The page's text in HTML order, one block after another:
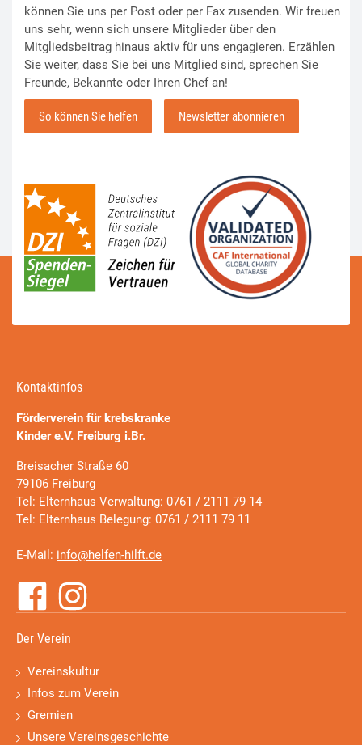
können Sie uns per Post oder per Fax zusenden. Wir freuen
uns sehr, wenn sich unsere Mitglieder über den
Mitgliedsbeitrag hinaus aktiv für uns engagieren. Erzählen
Sie weiter, dass Sie bei uns Mitglied sind, sprechen Sie
Freunde, Bekannte oder Ihren Chef an!
So können Sie helfen Newsletter abonnieren
Kontaktinfos
Förderverein für krebskranke
Kinder e.V. Freiburg i.Br.
Breisacher Straße 60
79106 Freiburg
Tel: Elternhaus Verwaltung: 0761 / 2111 79 14
Tel: Elternhaus Belegung: 0761 / 2111 79 11
E-Mail: info@helfen-hilft.de
Der Verein
Vereinskultur
Infos zum Verein
Gremien
Unsere Vereinsgeschichte